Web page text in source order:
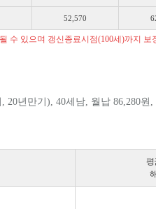
52,570
있으며 갱신종료시점(100세)까지 보
년만기), 40세남, 월납 86,280원,
평